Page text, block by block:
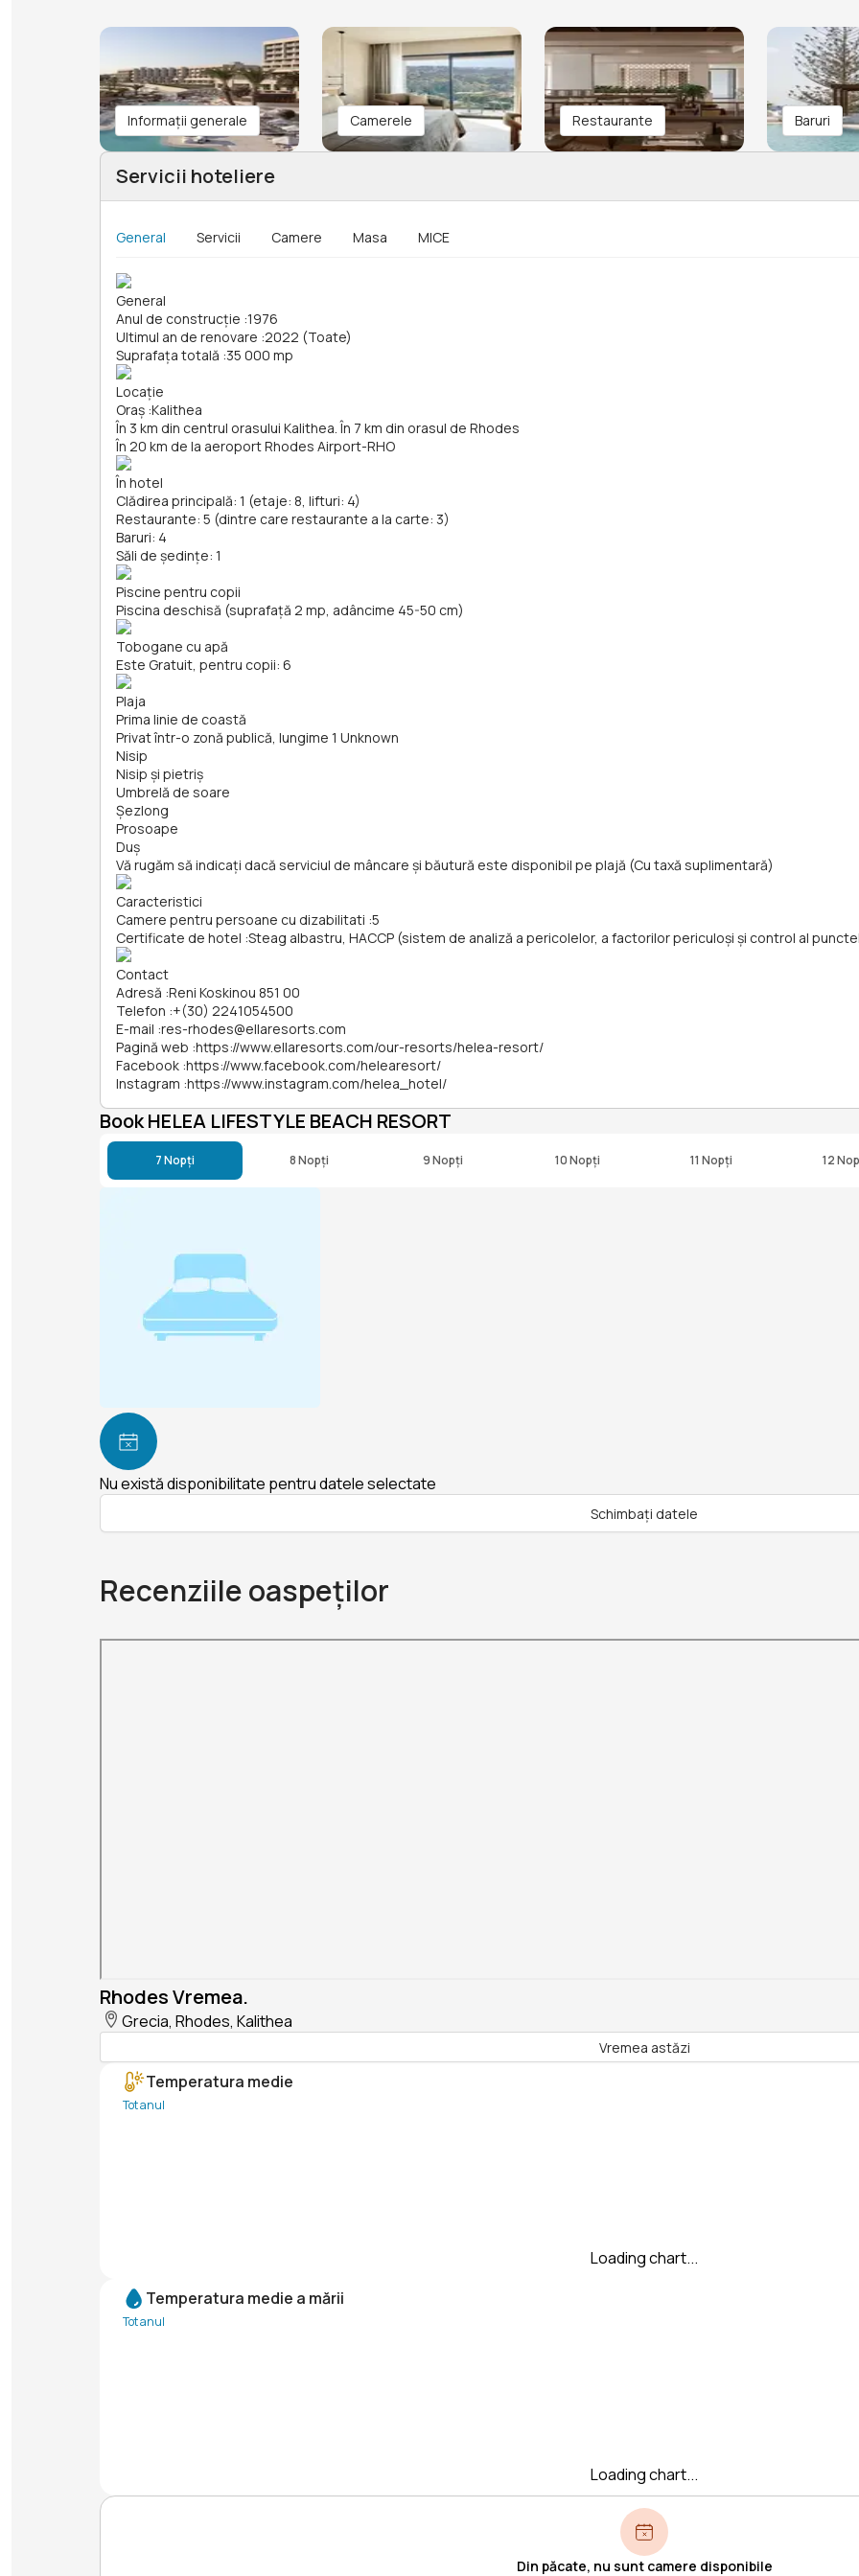
Informații generale Camerele Restaurante Baruri
Servicii hoteliere
General Servicii Camere Masa MICE
General
Anul de construcție :1976
Ultimul an de renovare :2022 (Toate)
Suprafața totală :35 000 mp
Locație
Oraș :Kalithea
În 3 km din centrul orasului Kalithea. În 7 km din orasul de Rhodes
În 20 km de la aeroport Rhodes Airport-RHO
În hotel
Clădirea principală: 1 (etaje: 8, lifturi: 4)
Restaurante: 5 (dintre care restaurante a la carte: 3)
Baruri: 4
Săli de ședințe: 1
Piscine pentru copii
Piscina deschisă (suprafață 2 mp, adâncime 45-50 cm)
Tobogane cu apă
Este Gratuit, pentru copii: 6
Plaja
Prima linie de coastă
Privat într-o zonă publică, lungime 1 Unknown
Nisip
Nisip și pietriş
Umbrelă de soare
Șezlong
Prosoape
Duș
Vă rugăm să indicați dacă serviciul de mâncare și băutură este disponibil pe plajă (Cu taxă suplimentară)
Caracteristici
Camere pentru persoane cu dizabilitati :5
Certificate de hotel :Steag albastru, HACCP (sistem de analiză a pericolelor, a factorilor periculoşi și control al
Contact
Adresă :Reni Koskinou 851 00
Telefon :+(30) 2241054500
E-mail :res-rhodes@ellaresorts.com
Pagină web :https://www.ellaresorts.com/our-resorts/helea-resort/
Facebook :https://www.facebook.com/helearesort/
Instagram :https://www.instagram.com/helea_hotel/
Book HELEA LIFESTYLE BEACH RESORT
7 Nopți 8 Nopți 9 Nopți 10 Nopți 11 Nopți 12
Nu există disponibilitate pentru datele selectate
Schimbați datele
Recenziile oaspeților
Rhodes Vremea.
Grecia, Rhodes, Kalithea
Vremea astăzi
Temperatura medie
Tot anul
Loading chart...
Temperatura medie a mării
Tot anul
Loading chart...
Din păcate, nu sunt camere disponibile